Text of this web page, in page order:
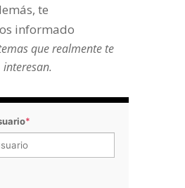
te
informado
que realmente te
interesan.
*